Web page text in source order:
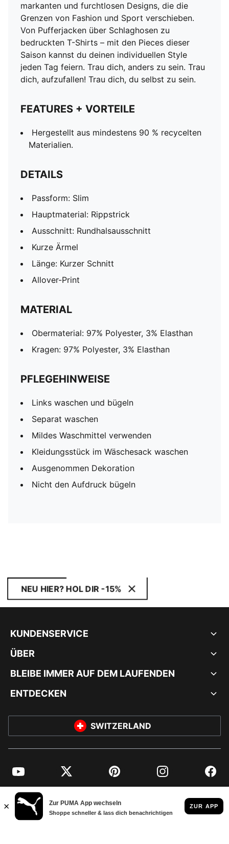
markanten und furchtlosen Designs, die die
Grenzen von Fashion und Sport verschieben.
Von Pufferjacken über Schlaghosen zu
bedruckten T-Shirts – mit den Pieces dieser
Saison kannst du deinen individuellen Style
jeden Tag feiern. Trau dich, anders zu sein. Trau
dich, aufzufallen! Trau dich, du selbst zu sein.
FEATURES + VORTEILE
Hergestellt aus mindestens 90 % recycelten
Materialien.
DETAILS
Passform: Slim
Hauptmaterial: Rippstrick
Ausschnitt: Rundhalsausschnitt
Kurze Ärmel
Länge: Kurzer Schnitt
Allover-Print
MATERIAL
Obermaterial: 97% Polyester, 3% Elasthan
Kragen: 97% Polyester, 3% Elasthan
PFLEGEHINWEISE
Links waschen und bügeln
Separat waschen
Mildes Waschmittel verwenden
Kleidungsstück im Wäschesack waschen
Ausgenommen Dekoration
Nicht den Aufdruck bügeln
NEU HIER? HOL DIR -15%
KUNDENSERVICE
ÜBER
BLEIBE IMMER AUF DEM LAUFENDEN
ENTDECKEN
SWITZERLAND
YouTube Twitter Pinterest Instagram
© PUMA EUROPE GMBH, 2026. ALLE RECHTE VORBEHALTEN
IMPRESSUM UND RECHTLICHE HINWEISE